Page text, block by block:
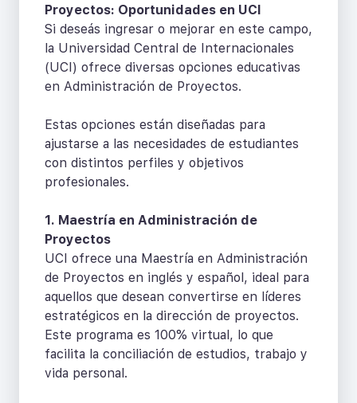
Proyectos: Oportunidades en UCI
Si deseás ingresar o mejorar en este campo,
la Universidad Central de Internacionales
(UCI) ofrece diversas opciones educativas
en Administración de Proyectos.
Estas opciones están diseñadas para
ajustarse a las necesidades de estudiantes
con distintos perfiles y objetivos
profesionales.
1. Maestría en Administración de
Proyectos
UCI ofrece una Maestría en Administración
de Proyectos en inglés y español, ideal para
aquellos que desean convertirse en líderes
estratégicos en la dirección de proyectos.
Este programa es 100% virtual, lo que
facilita la conciliación de estudios, trabajo y
vida personal.